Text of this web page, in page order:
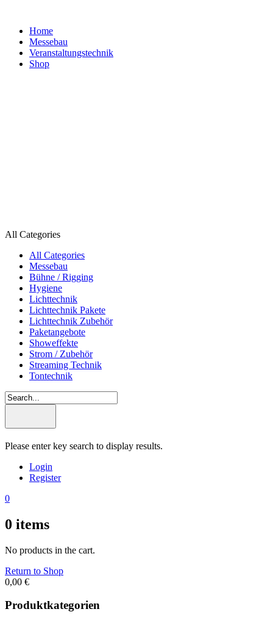
Home
Messebau
Veranstaltungs­technik
Shop
All Categories
All Categories
Messebau
Bühne / Rigging
Hygiene
Lichttechnik
Lichttechnik Pakete
Lichttechnik Zubehör
Paketangebote
Showeffekte
Strom / Zubehör
Streaming Technik
Tontechnik
Please enter key search to display results.
Login
Register
0
0 items
No products in the cart.
Return to Shop
0,00 €
Produktkategorien